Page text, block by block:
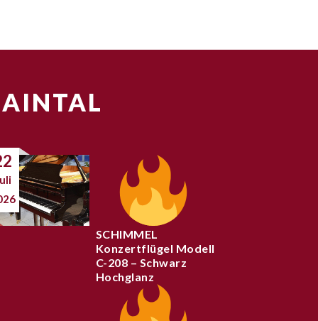
SCHIMMEL
Konzertflügel Modell
C-208 – Schwarz
Hochglanz